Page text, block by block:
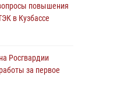
в силу новый
охранной
предполагаемого
ранения
повышения
в Кузбассе
Росгвардии
за первое